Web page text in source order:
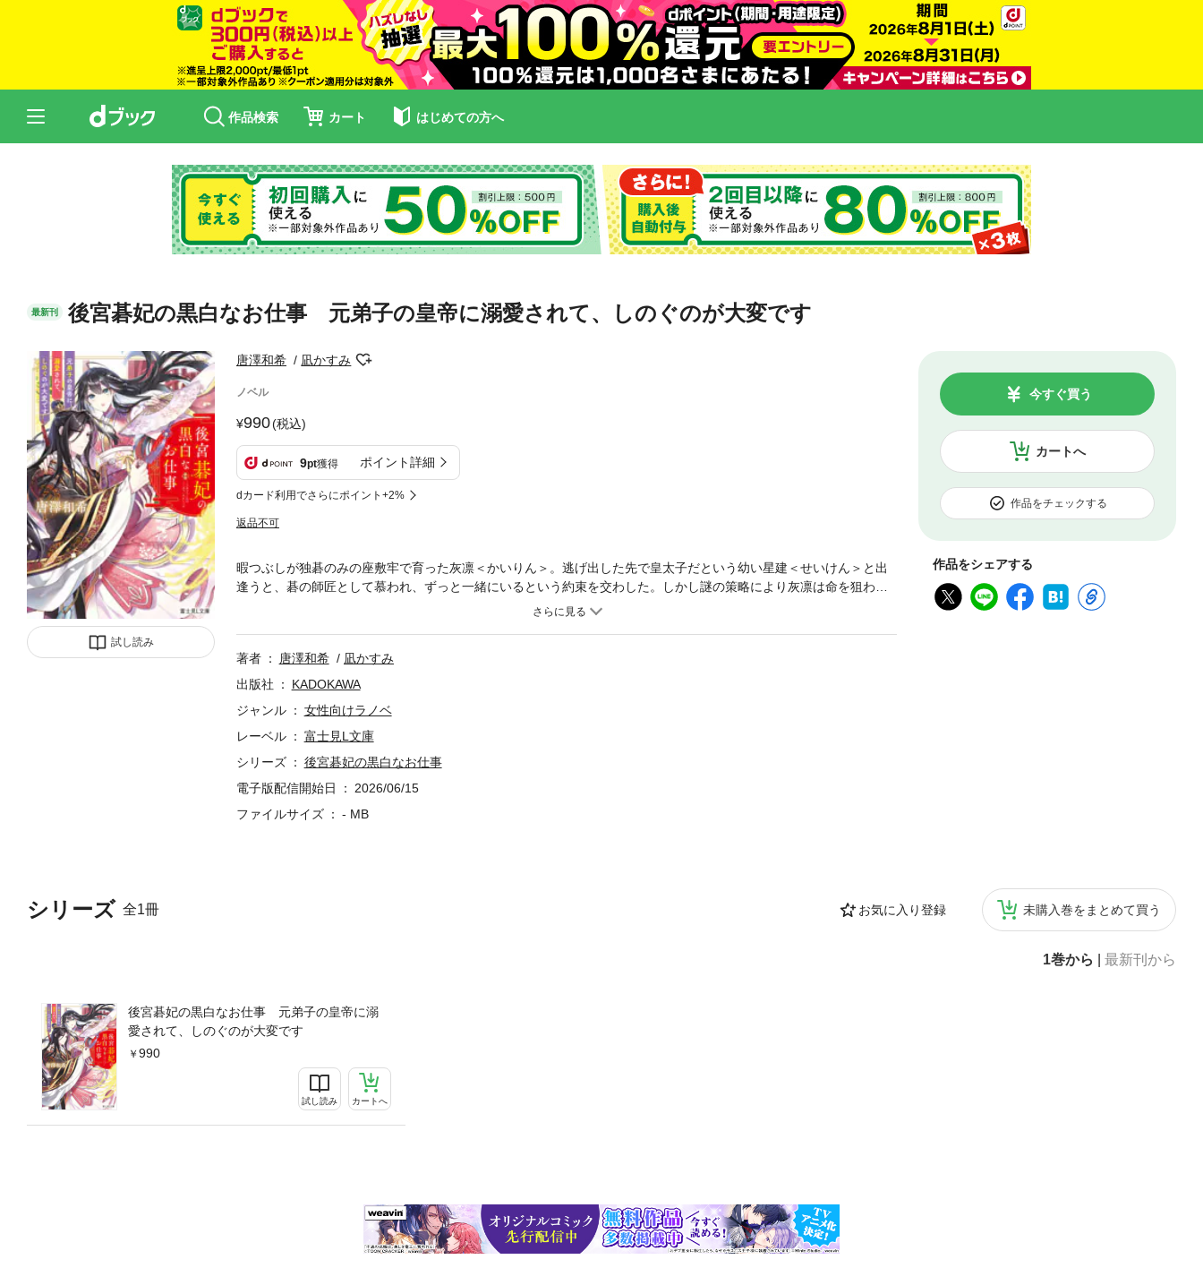
作品検索 カート はじめての方へ
最新刊 後宮碁妃の黒白なお仕事 元弟子の皇帝に溺愛されて、しのぐのが大変です
試し読み
唐澤和希 凪かすみ
ノベル
990(税込)
9pt獲得 ポイント詳細
dカード利用でさらにポイント+2%
返品不可
カートへ
今すぐ買う
作品をチェックする
作品をシェアする
シリーズ 全1冊 お気に入り登録 未購入巻をまとめて買う
1巻から 最新刊から
後宮碁妃の黒白なお仕事 元弟子の皇帝に溺
愛されて、しのぐのが大変です
990
試し読み カートへ
暇つぶしが独碁のみの座敷牢で育った灰凛＜かいりん＞。逃げ出した先で皇太子だという幼い星建＜せいけん＞と出
逢うと、碁の師匠として慕われ、ずっと一緒にいるという約束を交わした。しかし謎の策略により灰凛は命を狙わ
れ、離れ離れとなってしまう。それから10 年後、後宮へ身売りされた灰凛が目にしたのは、皇帝となった星建。そし
著者
唐澤和希
凪かすみ
出版社
KADOKAWA
ジャンル
女性向けラノベ
レーベル
富士見L文庫
シリーズ
後宮碁妃の黒白なお仕事
電子版配信開始日
2026/06/15
ファイルサイズ
- MB